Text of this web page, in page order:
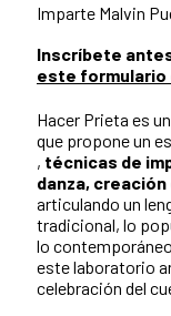
Imparte Malvin
Inscríbete
este formulario
Hacer Prieta es
que propone un
, técnicas de
danza,
articulando un
tradicional, lo
lo
este laboratorio
celebración del